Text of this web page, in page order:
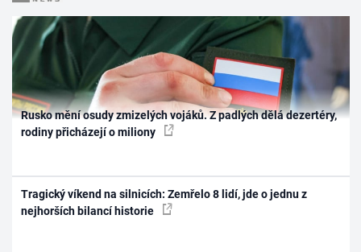
Rusko mění osudy zmizelých vojáků. Z padlých dělá dezertéry,
rodiny přicházejí o miliony
Tragický víkend na silnicích: Zemřelo 8 lidí, jde o jednu z
nejhorších bilancí historie